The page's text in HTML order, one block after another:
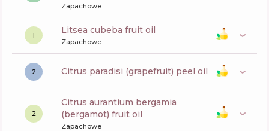
Zapachowe
1 litsea cubeba fruit oil
Zapachowe
2 citrus paradisi (grapefruit) peel oil
2
citrus aurantium bergamia
(bergamot) fruit oil
Zapachowe